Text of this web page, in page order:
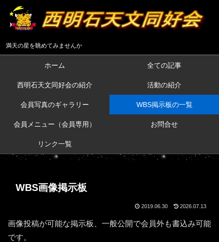
満天の星を眺めてみませんか
ホーム 全ての記事
西明石天文同好会の紹介 活動の紹介
会員写真のギャラリー WBS掲示板の一覧
会員メニュー（会員専用） お問合せ
リンク一覧
WBS画像掲示板
2019.06.30 2026.07.13
画像投稿が可能な掲示板、一般公開で会員外も書込み可能
です。